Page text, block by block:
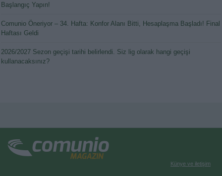
Başlangıç Yapın!
Comunio Öneriyor – 34. Hafta: Konfor Alanı Bitti, Hesaplaşma Başladı! Final
Haftası Geldi
2026/2027 Sezon geçişi tarihi belirlendi. Siz lig olarak hangi geçişi
kullanacaksınız?
Künye ve iletişim